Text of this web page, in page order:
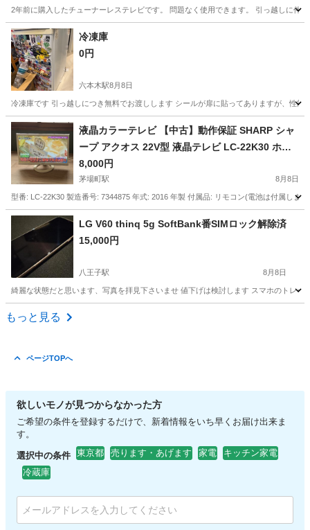
2年前に購入したチューナーレステレビです。 問題なく使用できます。 引っ越しに
東京 板橋区 下赤塚駅
冷凍庫
0円
六本木駅8月8日
冷凍庫です 引っ越しにつき無料でお渡しします シールが扉に貼ってありますが、性能
東京 港区 六本木駅 キッチン家電 冷凍庫
液晶カラーテレビ 【中古】動作保証 SHARP シャ
ープ アクオス 22V型 液晶テレビ LC-22K30 ホワ
イト
8,000円
茅場町駅 8月8日
型番: LC-22K30 製造番号: 7344875 年式: 2016 年製 付属品: リモコン(電池は付属しま
東京 中央区 カラーテレビ
LG V60 thinq 5g SoftBank番SIMロック解除済
15,000円
八王子駅 8月8日
綺麗な状態だと思います、写真を拝見下さいませ 値下げは検討します スマホのトレー
東京 八王子市
もっと見る
ページTOPへ
欲しいモノが見つからなかった方
ご希望の条件を登録するだけで、新着情報をいち早くお届け出来ま
す。
選択中の条件 東京都 売ります・あげます 家電
キッチン家電
冷蔵庫